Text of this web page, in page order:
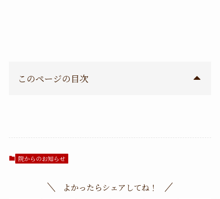
このページの目次
院からのお知らせ
よかったらシェアしてね！